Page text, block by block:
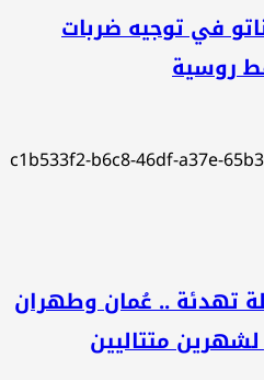
في توجيه ضربات
روسية
.. عُمان وطهران
متتاليين